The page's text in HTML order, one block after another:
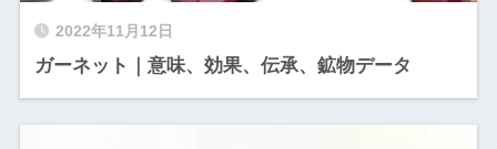
2022年11月12日
ガーネット｜意味、効果、伝承、鉱物データ